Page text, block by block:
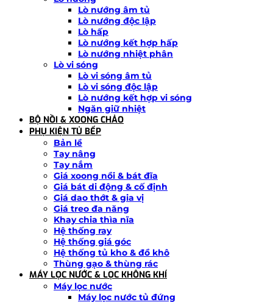
Lò nướng âm tủ
Lò nướng độc lập
Lò hấp
Lò nướng kết hợp hấp
Lò nướng nhiệt phân
Lò vi sóng
Lò vi sóng âm tủ
Lò vi sóng độc lập
Lò nướng kết hợp vi sóng
Ngăn giữ nhiệt
BỘ NỒI & XOONG CHẢO
PHỤ KIỆN TỦ BẾP
Bản lề
Tay nâng
Tay nắm
Giá xoong nồi & bát đĩa
Giá bát di động & cố định
Giá dao thớt & gia vị
Giá treo đa năng
Khay chia thìa nĩa
Hệ thống ray
Hệ thống giá góc
Hệ thống tủ kho & đồ khô
Thùng gạo & thùng rác
MÁY LỌC NƯỚC & LỌC KHÔNG KHÍ
Máy lọc nước
Máy lọc nước tủ đứng